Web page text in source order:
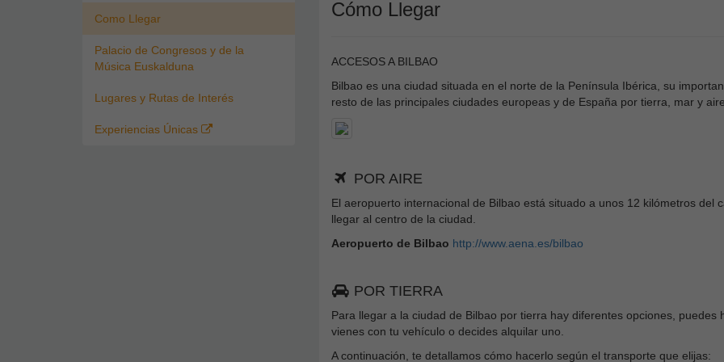
Como Llegar
Palacio de Congresos y de la
Música Euskalduna
Lugares y Rutas de Interés
Experiencias Únicas
Cómo Llegar
ACCESOS A BILBAO
Bilbao es una ciudad situada en el norte de la Península Ibérica, su
resto de las principales ciudades europeas y de España por tierra, mar y
POR AIRE
El aeropuerto internacional de Bilbao está situado a unos 12 kilómetros del
llegar al centro de la ciudad.
Aeropuerto de Bilbao http://www.aena.es/bilbao
POR TIERRA
Para llegar a la ciudad de Bilbao por tierra hay diferentes opciones,
vienes con tu vehículo o decides alquilar uno.
A continuación, te detallamos cómo hacerlo según el transporte que elijas: